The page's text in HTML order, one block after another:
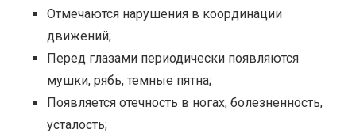
Отмечаются нарушения в координации
движений;
Перед глазами периодически появляются
мушки, рябь, темные пятна;
Появляется отечность в ногах, болезненность,
усталость;